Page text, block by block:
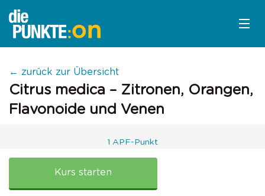
LOGIN
← zurück zur Übersicht
Citrus medica – Zitronen, Orangen,
Flavonoide und Venen
1 APF-Punkt
Apokolleg:
Kurs starten